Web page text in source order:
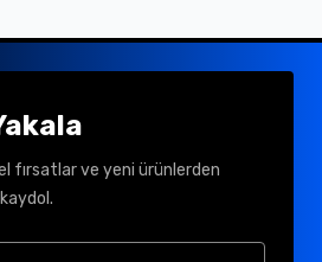
fırsatlar ve yeni ürünlerden